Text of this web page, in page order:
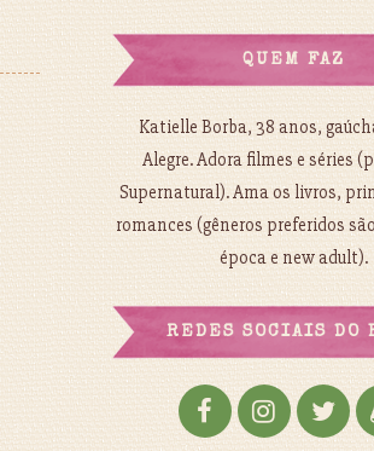
QUEM FAZ
Katielle Borba, 38 anos,
Alegre. Adora filmes e séries
Supernatural). Ama os livros,
romances (gêneros preferidos
época e new adult).
REDES SOCIAIS DO